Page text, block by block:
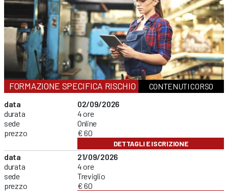
FORMAZIONE SPECIFICA RISCHIO BASSOCONTENUTI CORSO
data
durata
sede
prezzo
02/09/2026
4 ore
Online
€ 60
DETTAGLI E ISCRIZIONE
data
durata
sede
prezzo
21/09/2026
4 ore
Treviglio
€ 60